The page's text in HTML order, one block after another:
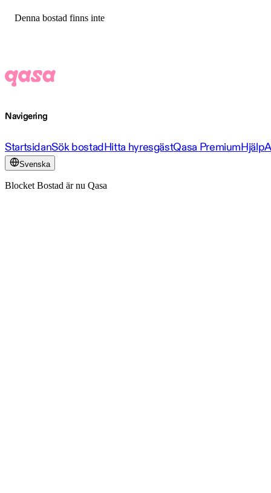
Denna bostad finns inte
Navigering
StartsidanSök bostadHitta hyresgästQasa PremiumHjälp
Svenska
Blocket Bostad är nu Qasa